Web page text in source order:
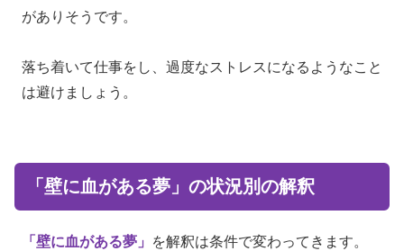
がありそうです。
落ち着いて仕事をし、過度なストレスになるようなこと
は避けましょう。
「壁に血がある夢」の状況別の解釈
「壁に血がある夢」 を解釈は条件で変わってきます。